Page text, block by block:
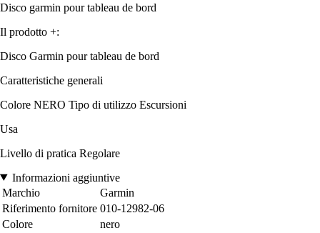
Disco garmin pour tableau de bord
Il prodotto +:
Disco Garmin pour tableau de bord
Caratteristiche generali
Colore NERO Tipo di utilizzo Escursioni
Usa
Livello di pratica Regolare
Informazioni aggiuntive
Marchio
Garmin
Riferimento fornitore 010-12982-06
Colore
nero